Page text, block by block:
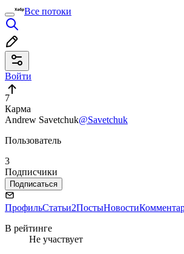
Все потоки
Войти
7
Карма
Andrew Savetchuk@Savetchuk
Пользователь
3
Подписчики
Подписаться
ПрофильСтатьи2ПостыНовости
В рейтинге
Не участвует